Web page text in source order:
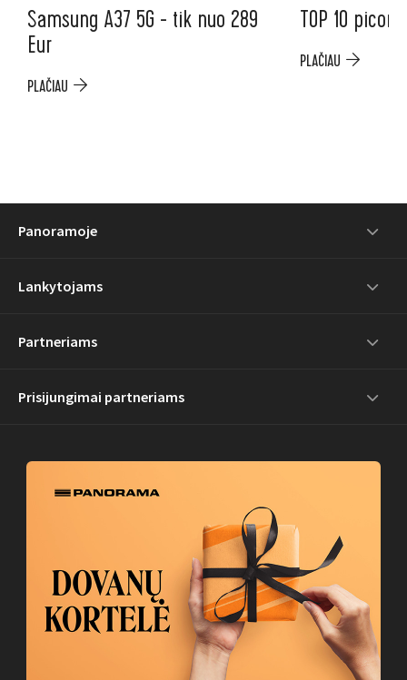
Samsung A37 5G - tik nuo 289
Eur
PLAČIAU
TOP 10
PLAČIAU
Panoramoje
Lankytojams
Partneriams
Prisijungimai partneriams